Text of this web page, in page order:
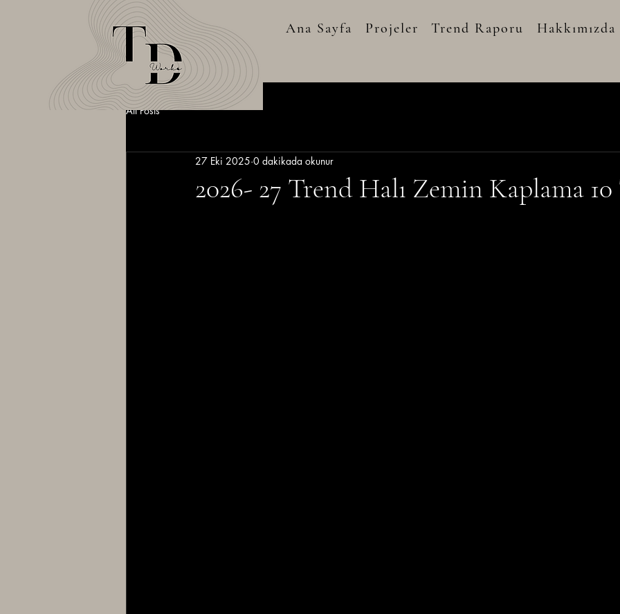
Ana Sayfa Projeler Trend Raporu Hakkımızda
All Posts
2026- 27 Trend Halı Zemin Kaplama 10
27 Eki 2025 0 dakikada okunur